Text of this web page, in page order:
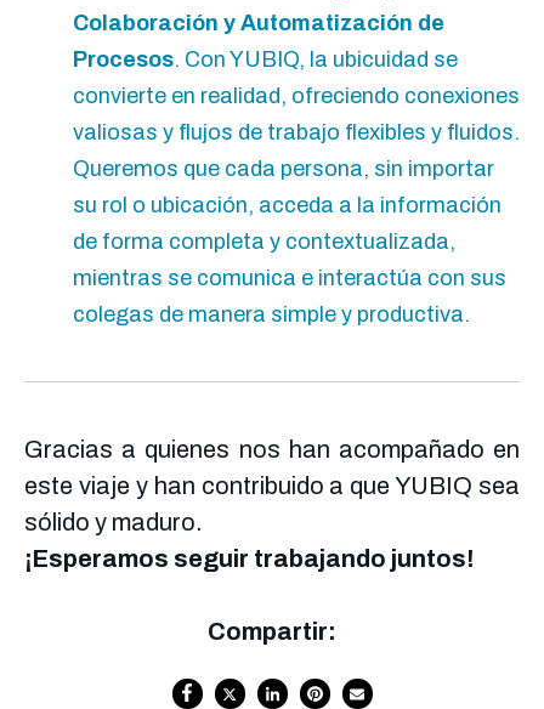
Colaboración y Automatización de
Procesos. Con YUBIQ, la ubicuidad se
convierte en realidad, ofreciendo conexiones
valiosas y flujos de trabajo flexibles y fluidos.
Queremos que cada persona, sin importar
su rol o ubicación, acceda a la información
de forma completa y contextualizada,
mientras se comunica e interactúa con sus
colegas de manera simple y productiva.
Gracias a quienes nos han acompañado en
este viaje y han contribuido a que YUBIQ sea
sólido y maduro.
¡Esperamos seguir trabajando juntos!
Compartir: